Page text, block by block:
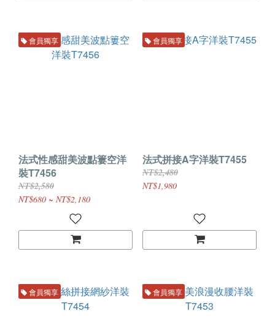
會員獨享
法式性感甜美波點簍空洋
裝T7456
NT$2,580
NT$680 ~ NT$2,180
會員獨享
法式拼接A字洋裝T7455
NT$2,480
NT$1,980
會員獨享 會員獨享